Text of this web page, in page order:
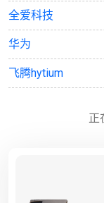
全爱科技
华为
飞腾hytium
正